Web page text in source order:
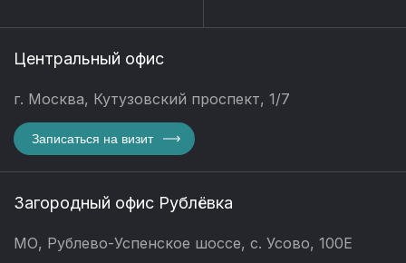
Центральный офис
г. Москва, Кутузовский проспект, 1/7
Записаться на визит
Загородный офис Рублёвка
МО, Рублево-Успенское шоссе, с. Усово, 100Е